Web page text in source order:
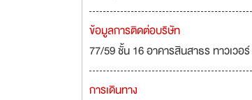
ข้อมูลการติดต่อบริษัท
77/59 ชั้น 16 อาคารสินสาธร ทาวเวอ
การเดินทาง